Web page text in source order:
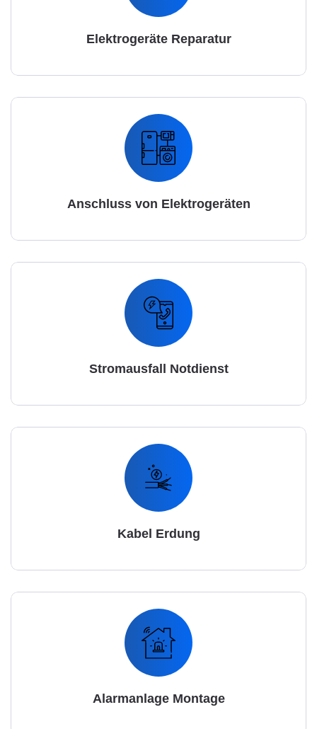
Elektrogeräte Reparatur
Anschluss von Elektrogeräten
Stromausfall Notdienst
Kabel Erdung
Alarmanlage Montage